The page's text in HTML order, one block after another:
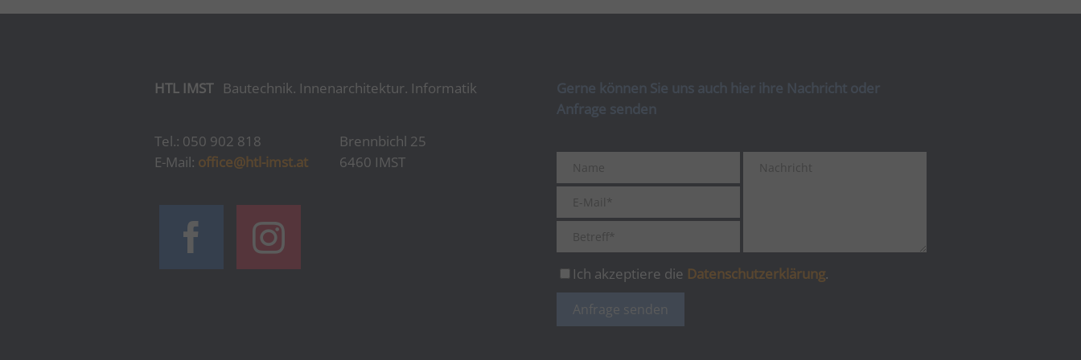
HTL IMST Bautechnik. Innenarchitektur. Informatik
Tel.: 050 902 818
E-Mail: office@htl-imst.at
Brennbichl 25
6460 IMST
Gerne können Sie uns auch hier ihre Nachricht oder
Anfrage senden
Ich akzeptiere die Datenschutzerklärung.